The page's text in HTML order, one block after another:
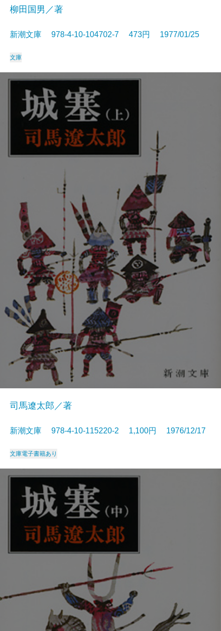
柳田国男／著
新潮文庫 978-4-10-104702-7 473円 1977/01/25
文庫
司馬遼太郎／著
新潮文庫 978-4-10-115220-2 1,100円 1976/12/17
文庫電子書籍あり